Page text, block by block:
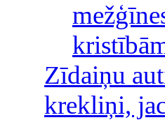
Zīdaiņu
krekliņi,